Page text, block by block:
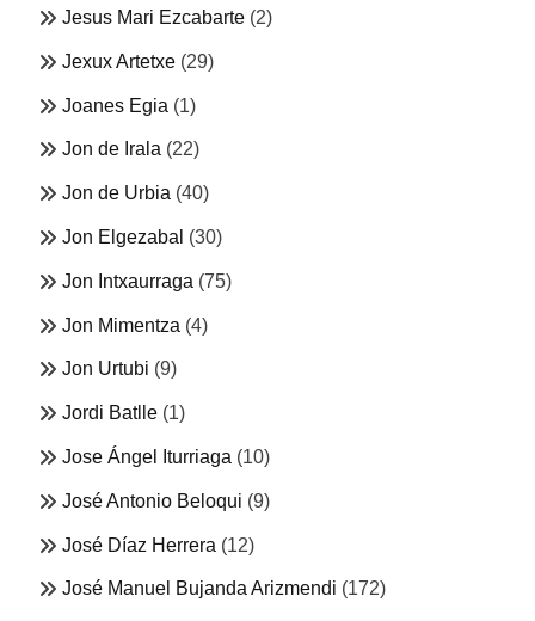
Jesus Mari Ezcabarte (2)
Jexux Artetxe (29)
Joanes Egia (1)
Jon de Irala (22)
Jon de Urbia (40)
Jon Elgezabal (30)
Jon Intxaurraga (75)
Jon Mimentza (4)
Jon Urtubi (9)
Jordi Batlle (1)
Jose Ángel Iturriaga (10)
José Antonio Beloqui (9)
José Díaz Herrera (12)
José Manuel Bujanda Arizmendi (172)